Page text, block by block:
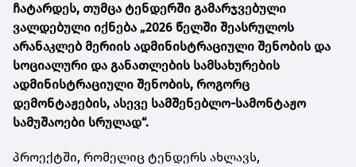
ჩატარდეს, თუმცა ტენდერში გამარჯვებული
ვალდებული იქნება „2026 წელში შეასრულოს
არანაკლებ მერიის ადმინისტრაციული შენობის და
სოციალური და განათლების სამსახურების
ადმინისტრაციული შენობის, როგორც
დემონტაჟების, ასევე სამშენებლო-სამონტაჟო
სამუშაოები სრულად“.
პროექტში, რომელიც ტენდერს ახლავს,